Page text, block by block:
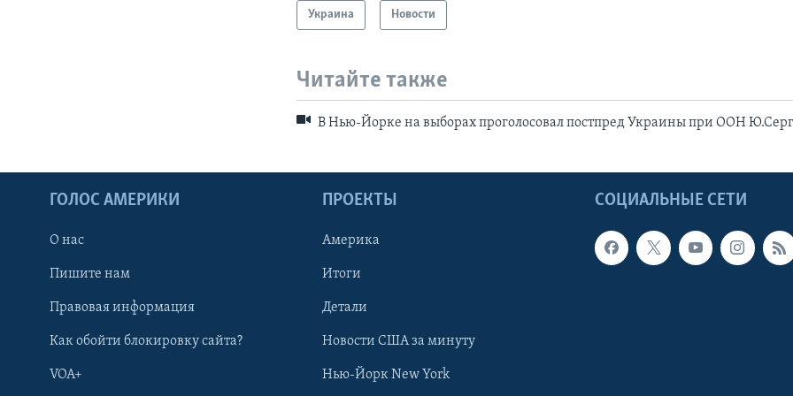
Украина Новости
Читайте также
В Нью-Йорке на выборах проголосовал постпред Украины при ООН
СОЦИАЛЬНЫЕ СЕТИ
ГОЛОС АМЕРИКИ
О нас
Пишите нам
Правовая информация
Как обойти блокировку сайта?
VOA+
ПРОЕКТЫ
Америка
Итоги
Детали
Новости США за минуту
Нью-Йорк New York